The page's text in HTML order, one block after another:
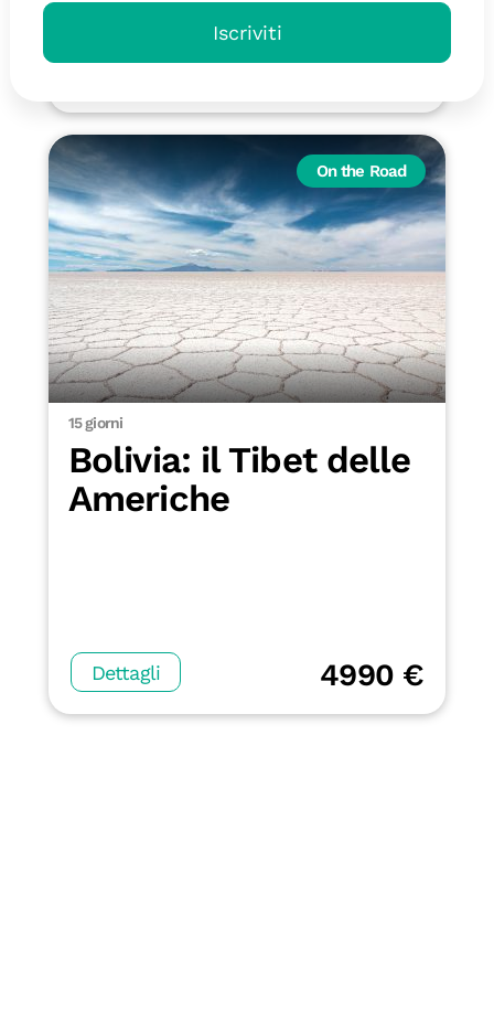
Dettagli 4990 €
On the Road
15 giorni
Bolivia: il Tibet delle
Americhe
Dettagli 4990 €
Iscriviti